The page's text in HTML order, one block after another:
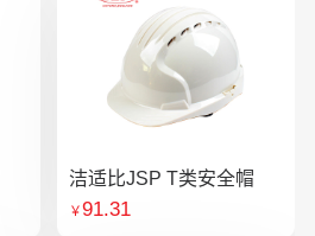
洁适比JSP T类安全帽
￥91.31